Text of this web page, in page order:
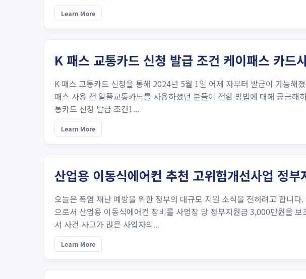
Learn More
K 패스 교통카드 신청 발급 조건 케이패스 카드
K 패스 교통카드 신청을 통해 2024년 5월 1일 어제 자부터 발급이 가능해
패스 사용 전 알뜰교통카드를 사용하셨던 분들이 전환 방법에 대해 궁금
통카드 신청 발급 조건1...
Learn More
산업용 이동식에어컨 추천 고위험개선사업 정
오늘은 폭염 재난 예방을 위한 정부의 대규모 지원 소식을 전하려고 합니
으로서 산업용 이동식에어컨 장비를 사업장 당 정부지원금 3,000만원을
서 사건 사고가 많은 사업자의...
Learn More